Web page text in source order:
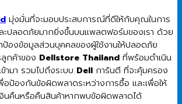
มุ่งมั่นที่จะมอบประสบการณ์ที่ดีให้กับคุณในการ
ะปลอดภัยมากยิ่งขึ้นบนแพลตฟอร์มของเรา ด้วย
ป้องข้อมูลส่วนบุคคลของผู้ใช้งานให้ปลอดภัย
กค้าของ Dellstore Thailand ที่พร้อมดำเนิน
ามา รวมไปถึงระบบ Dell การันตี ที่จะคุ้มครอง
ป้องกันข้อผิดพลาดระหว่างการซื้อ และเพื่อให้
นคืนหรือคืนสินค้าหากพบข้อผิดพลาดได้